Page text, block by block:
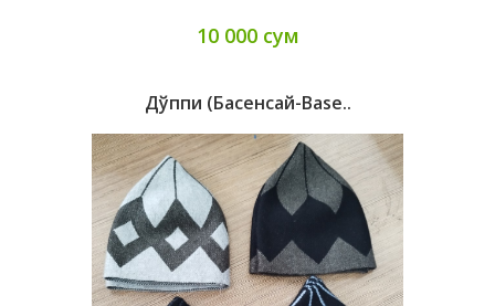
10 000 сум
Дўппи (басенсай-Base..